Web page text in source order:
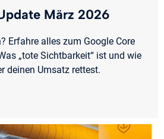
März 2026
Erfahre alles zum Google Core
„tote Sichtbarkeit“ ist und wie
deinen Umsatz rettest.